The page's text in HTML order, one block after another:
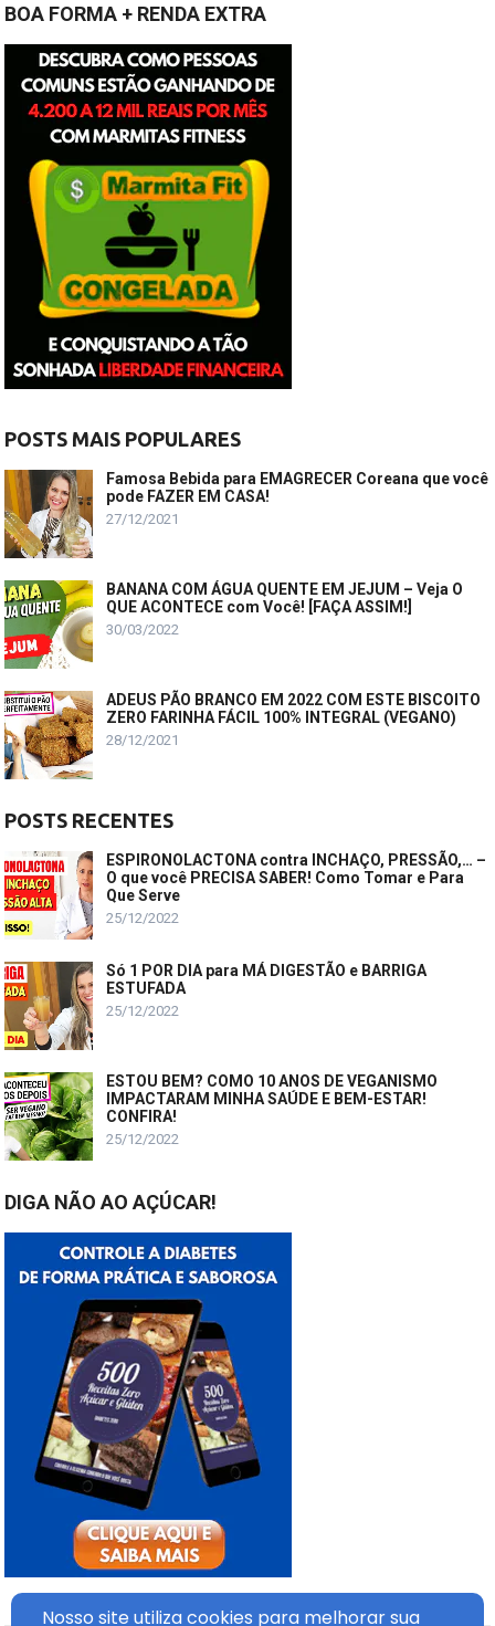
BOA FORMA + RENDA EXTRA
POSTS MAIS POPULARES
Famosa Bebida para EMAGRECER Coreana que você
pode FAZER EM CASA!
27/12/2021
BANANA COM ÁGUA QUENTE EM JEJUM – Veja O
QUE ACONTECE com Você! [FAÇA ASSIM!]
30/03/2022
ADEUS PÃO BRANCO EM 2022 COM ESTE BISCOITO
ZERO FARINHA FÁCIL 100% INTEGRAL (VEGANO)
28/12/2021
POSTS RECENTES
ESPIRONOLACTONA contra INCHAÇO, PRESSÃO,… –
O que você PRECISA SABER! Como Tomar e Para
Que Serve
25/12/2022
Só 1 POR DIA para MÁ DIGESTÃO e BARRIGA
ESTUFADA
25/12/2022
ESTOU BEM? COMO 10 ANOS DE VEGANISMO
IMPACTARAM MINHA SAÚDE E BEM-ESTAR!
CONFIRA!
25/12/2022
DIGA NÃO AO AÇÚCAR!
Nosso site utiliza cookies para melhorar sua